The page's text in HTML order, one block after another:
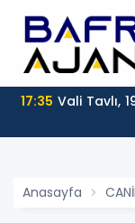
17:35
Anasayfa